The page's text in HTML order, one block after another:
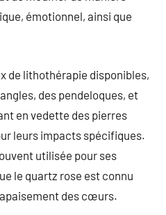
émotionnel, ainsi que
de lithothérapie disponibles,
des pendeloques, et
en vedette des pierres
leurs impacts spécifiques.
utilisée pour ses
le quartz rose est connu
des cœurs.